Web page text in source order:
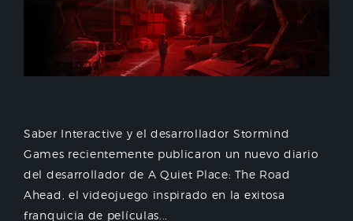
Saber Interactive y el desarrollador Stormind
Games recientemente publicaron un nuevo diario
del desarrollador de A Quiet Place: The Road
Ahead, el videojuego inspirado en la exitosa
franquicia de películas...